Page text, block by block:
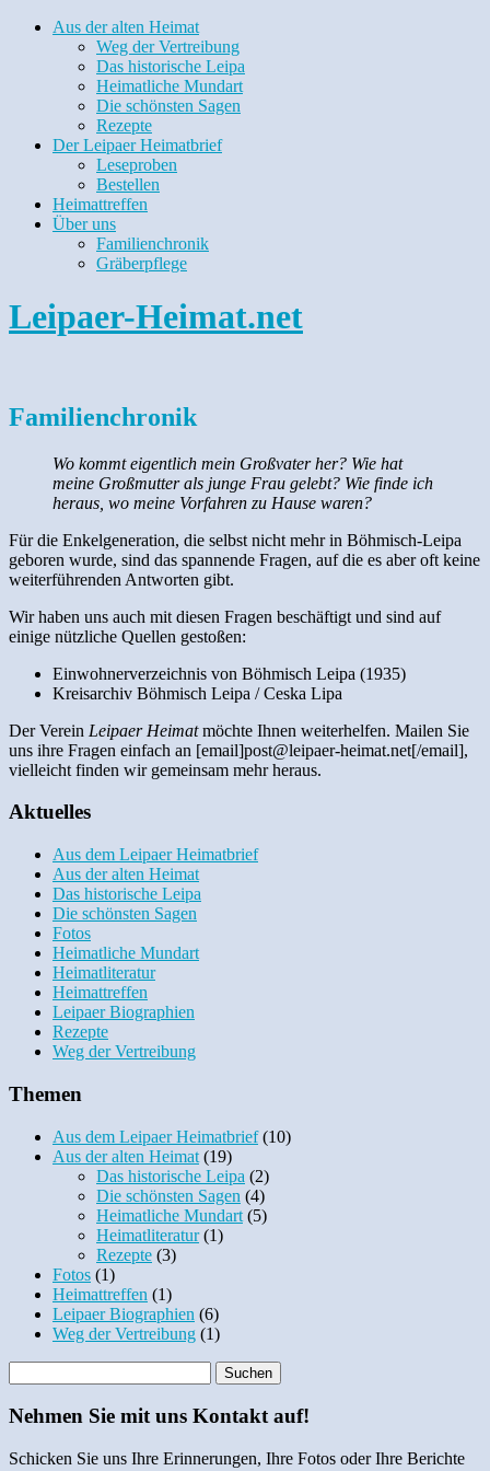
Aus der alten Heimat
Weg der Vertreibung
Das historische Leipa
Heimatliche Mundart
Die schönsten Sagen
Rezepte
Der Leipaer Heimatbrief
Leseproben
Bestellen
Heimattreffen
Über uns
Familienchronik
Gräberpflege
Leipaer-Heimat.net
Familienchronik
Wo kommt eigentlich mein Großvater her? Wie hat
meine Großmutter als junge Frau gelebt? Wie finde ich
heraus, wo meine Vorfahren zu Hause waren?
Für die Enkelgeneration, die selbst nicht mehr in Böhmisch-Leipa
geboren wurde, sind das spannende Fragen, auf die es aber oft keine
weiterführenden Antworten gibt.
Wir haben uns auch mit diesen Fragen beschäftigt und sind auf
einige nützliche Quellen gestoßen:
Einwohnerverzeichnis von Böhmisch Leipa (1935)
Kreisarchiv Böhmisch Leipa / Ceska Lipa
Der Verein Leipaer Heimatmöchte Ihnen weiterhelfen. Mailen Sie
uns ihre Fragen einfach an [email]post@leipaer-heimat.net[/email],
vielleicht finden wir gemeinsam mehr heraus.
Aktuelles
Aus dem Leipaer Heimatbrief
Aus der alten Heimat
Das historische Leipa
Die schönsten Sagen
Fotos
Heimatliche Mundart
Heimatliteratur
Heimattreffen
Leipaer Biographien
Rezepte
Weg der Vertreibung
Themen
Aus dem Leipaer Heimatbrief(10)
Aus der alten Heimat (19)
Das historische Leipa (2)
Die schönsten Sagen (4)
Heimatliche Mundart (5)
Heimatliteratur(1)
Rezepte (3)
Fotos (1)
Heimattreffen (1)
Leipaer Biographien (6)
Weg der Vertreibung (1)
Nehmen Sie mit uns Kontakt auf!
Schicken Sie uns Ihre Erinnerungen, Ihre Fotos oder Ihre Berichte